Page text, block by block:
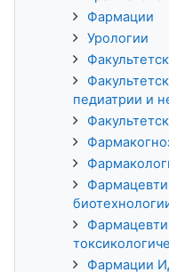
Фармации
Урологии
педиатрии и
Фармации